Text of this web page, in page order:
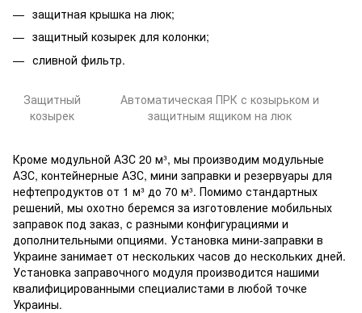
защитная крышка на люк;
защитный козырек для колонки;
сливной фильтр.
Защитный
козырек
Автоматическая ПРК с козырьком и
защитным ящиком на люк
Кроме модульной АЗС 20 м³, мы производим модульные
АЗС, контейнерные АЗС, мини заправки и резервуары для
нефтепродуктов от 1 м³ до 70 м³. Помимо стандартных
решений, мы охотно беремся за изготовление мобильных
заправок под заказ, с разными конфигурациями и
дополнительными опциями. Установка мини-заправки в
Украине занимает от нескольких часов до нескольких дней.
Установка заправочного модуля производится нашими
квалифицированными специалистами в любой точке
Украины.